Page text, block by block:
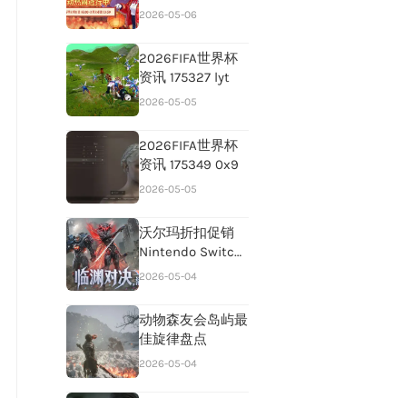
数揭晓
2026-05-06
2026FIFA世界杯
资讯 175327 lyt
2026-05-05
2026FIFA世界杯
资讯 175349 0x9
2026-05-05
沃尔玛折扣促销
Nintendo Switch
2多款游戏
2026-05-04
动物森友会岛屿最
佳旋律盘点
2026-05-04